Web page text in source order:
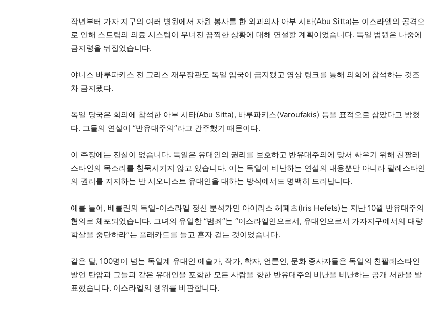
작년부터 가자 지구의 여러 병원에서 자원 봉사를 한 외과의사 아부 시타(Abu Sitta)는 이스라엘의 공격으
로 인해 스트립의 의료 시스템이 무너진 끔찍한 상황에 대해 연설할 계획이었습니다. 독일 법원은 나중에
금지령을 뒤집었습니다.
야니스 바루파키스 전 그리스 재무장관도 독일 입국이 금지됐고 영상 링크를 통해 의회에 참석하는 것조
차 금지됐다.
독일 당국은 회의에 참석한 아부 시타(Abu Sitta), 바루파키스(Varoufakis) 등을 표적으로 삼았다고 밝혔
다. 그들의 연설이 “반유대주의”라고 간주했기 때문이다.
이 주장에는 진실이 없습니다. 독일은 유대인의 권리를 보호하고 반유대주의에 맞서 싸우기 위해 친팔레
스타인의 목소리를 침묵시키지 않고 있습니다. 이는 독일이 비난하는 연설의 내용뿐만 아니라 팔레스타인
의 권리를 지지하는 반 시오니스트 유대인을 대하는 방식에서도 명백히 드러납니다.
예를 들어, 베를린의 독일-이스라엘 정신 분석가인 아이리스 헤페츠(Iris Hefets)는 지난 10월 반유대주의
혐의로 체포되었습니다. 그녀의 유일한 “범죄”는 “이스라엘인으로서, 유대인으로서 가자지구에서의 대량
학살을 중단하라”는 플래카드를 들고 혼자 걷는 것이었습니다.
같은 달, 100명이 넘는 독일계 유대인 예술가, 작가, 학자, 언론인, 문화 종사자들은 독일의 친팔레스타인
발언 탄압과 그들과 같은 유대인을 포함한 모든 사람을 향한 반유대주의 비난을 비난하는 공개 서한을 발
표했습니다. 이스라엘의 행위를 비판합니다.